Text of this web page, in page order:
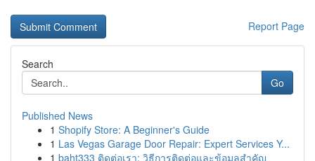
Report Page
Search
Go
Published News
1 Shopify Store: A Beginner's Guide
1 Las Vegas Garage Door Repair: Expert Services Y...
1 baht333 ติดต่อเรา: วิธีการติดต่อและข้อมูลสำคัญ